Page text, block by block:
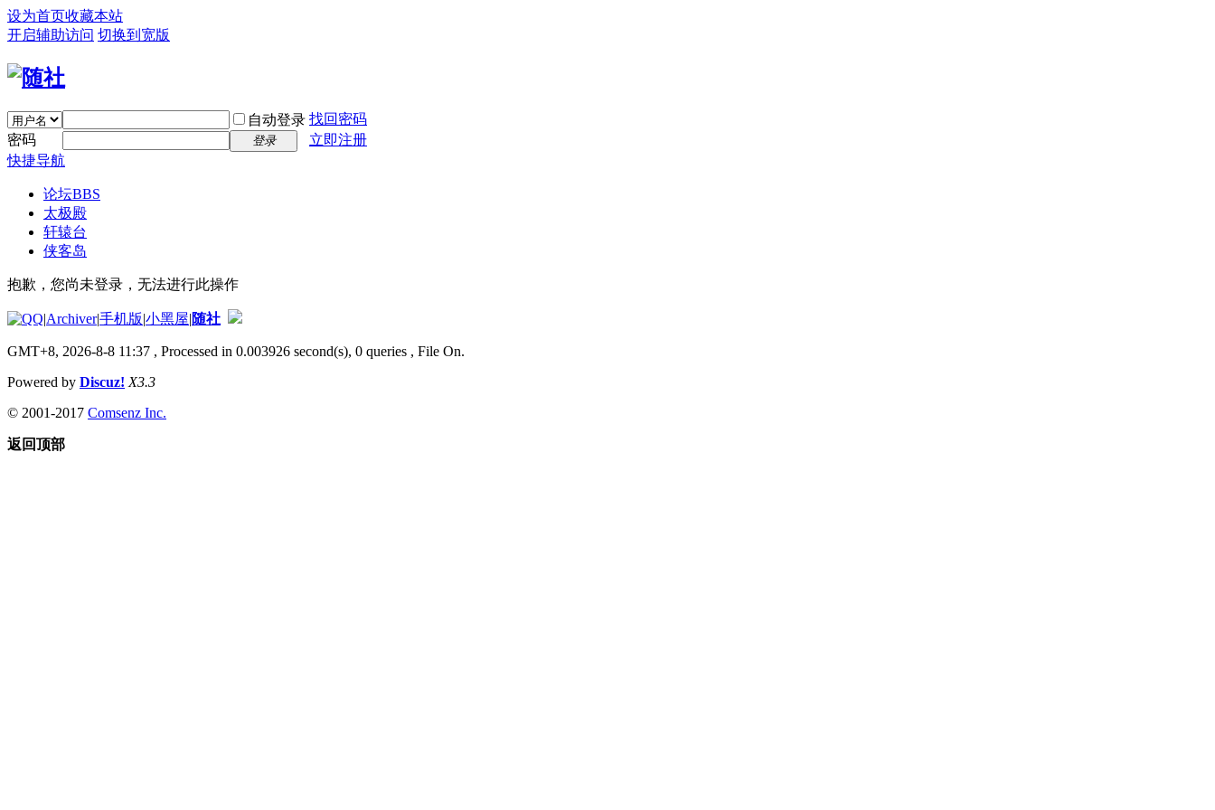
设为首页收藏本站
开启辅助访问 切换到宽版
自动登录 找回密码
密码
登录
立即注册
快捷导航
论坛BBS
太极殿
轩辕台
侠客岛
抱歉，您尚未登录，无法进行此操作
|Archiver|手机版|小黑屋|随社
GMT+8, 2026-8-8 11:37 , Processed in 0.003926 second(s), 0 queries , File On.
Powered by Discuz! X3.3
© 2001-2017 Comsenz Inc.
返回顶部